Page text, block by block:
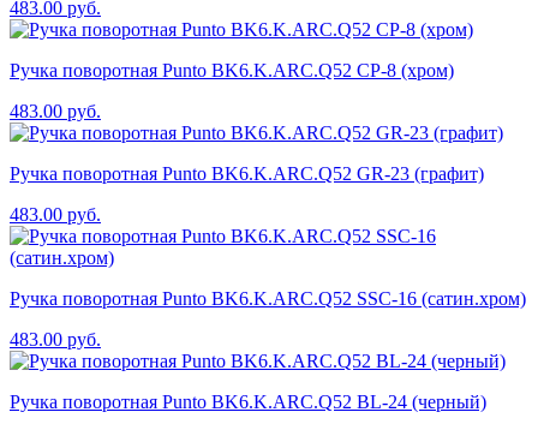
483.00 руб.
Ручка поворотная Punto BK6.K.ARC.Q52 CP-8 (хром)
483.00 руб.
Ручка поворотная Punto BK6.K.ARC.Q52 GR-23 (графит)
483.00 руб.
Ручка поворотная Punto BK6.K.ARC.Q52 SSC-16 (сатин.хром)
483.00 руб.
Ручка поворотная Punto BK6.K.ARC.Q52 BL-24 (черный)